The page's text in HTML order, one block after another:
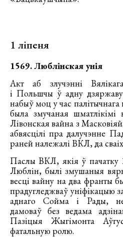
1 ліпеня
1569. Люблінская унія
Акт аб злучэнні
і Польшчы ў адну
набыў моц у час
была змучаная шматлікімі
Лівонская вайна з
абвясцілі пра далучэнне
раней належалі ВКЛ, да
Паслы ВКЛ, якія ў пачатку
Люблін, былі змушаныя
весці вайну на два франты
прадугледжваў уніфікацыю
аднаго Сойма і Рады,
дамоваў без ведама
Пазіцыя Жыгімонта
фатальную ролю.